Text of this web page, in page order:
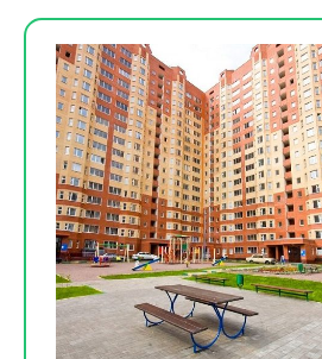
Перейти
содержимому